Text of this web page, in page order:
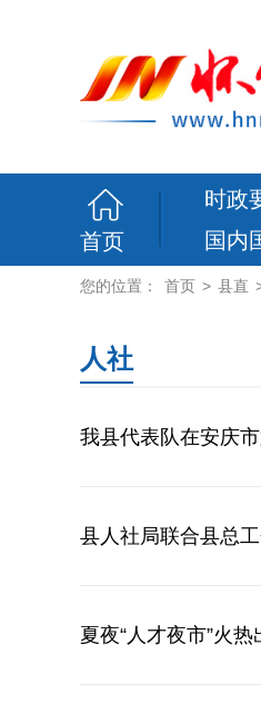
首页
时政
国内
您的位置： 首页 > 县直
人社
我县代表队在安庆
县人社局联合县总
夏夜“人才夜市”火